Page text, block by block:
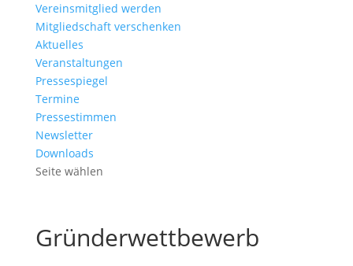
Vereinsmitglied werden
Mitgliedschaft verschenken
Aktuelles
Veranstaltungen
Pressespiegel
Termine
Pressestimmen
Newsletter
Downloads
Seite wählen
Gründerwettbewerb